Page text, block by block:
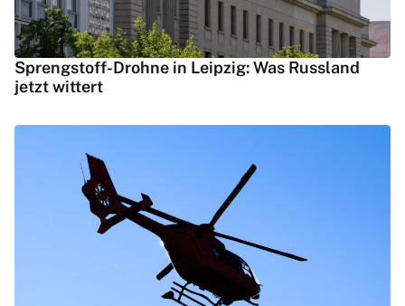
Sprengstoff-Drohne in Leipzig: Was Russland
jetzt wittert